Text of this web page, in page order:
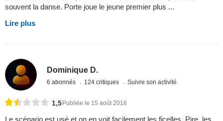
souvent la danse. Porte joue le jeune premier plus ...
Lire plus
Dominique D.
6 abonnés 124 critiques Suivre son activité
1,5 Publiée le 15 août 2016
Le scénario est usé et on en voit facilement les ficelles. Pire, les